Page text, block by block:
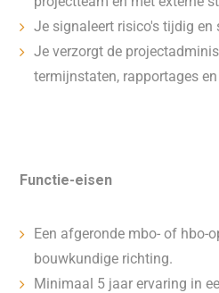
Je signaleert risico's tijdig
Je verzorgt de
termijnstaten, rapportages
Functie-eisen
Een afgeronde mbo- of hbo-
bouwkundige richting.
Minimaal 5 jaar ervaring in